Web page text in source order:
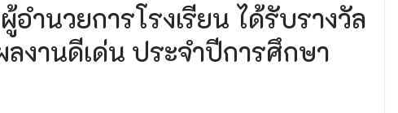
ำนวยการโรงเรียน ได้รับรางวัล
งานดีเด่น ประจำปีการศึกษา